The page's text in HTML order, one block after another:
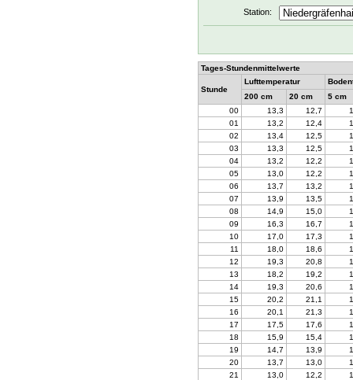
Station:
Tages-Stundenmittelwerte
Stunde
Lufttemperatur
200 cm
20 cm
5 cm
00
13,3 12,7
01
13,2 12,4
02
13,4 12,5
03
13,3 12,5
04
13,2 12,2
05
13,0 12,2
06
13,7 13,2
07
13,9 13,5
08
14,9 15,0
09
16,3 16,7
10
17,0 17,3
11
18,0 18,6
12
19,3 20,8
13
18,2 19,2
14
19,3 20,6
15
20,2 21,1
16
20,1 21,3
17
17,5 17,6
18
15,9 15,4
19
14,7 13,9
20
13,7 13,0
21
13,0 12,2